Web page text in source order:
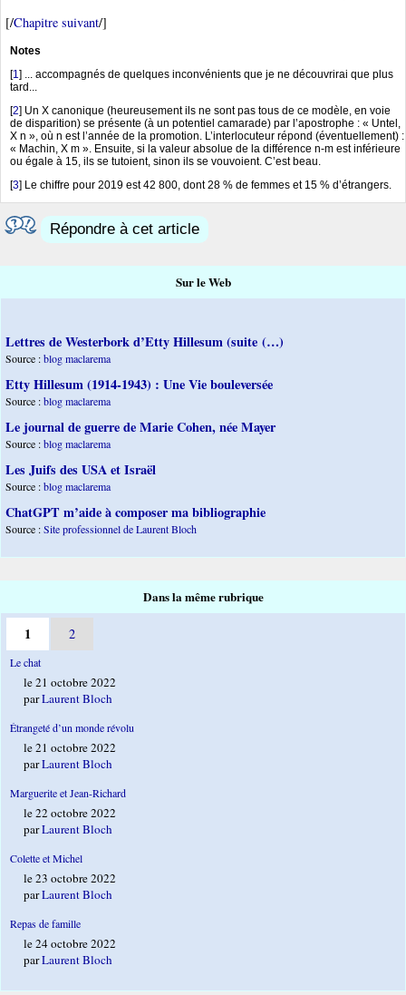
[/Chapitre suivant/]
Notes
[1] ... accompagnés de quelques inconvénients que je ne découvrirai que plus
tard...
[2] Un X canonique (heureusement ils ne sont pas tous de ce modèle, en voie
de disparition) se présente (à un potentiel camarade) par l’apostrophe : « Untel,
X n », où n est l’année de la promotion. L’interlocuteur répond (éventuellement) :
« Machin, X m ». Ensuite, si la valeur absolue de la différence n-m est inférieure
ou égale à 15, ils se tutoient, sinon ils se vouvoient. C’est beau.
[3] Le chiffre pour 2019 est 42 800, dont 28 % de femmes et 15 % d’étrangers.
Répondre à cet article
Sur le Web
Lettres de Westerbork d’Etty Hillesum (suite (…)
Source :blog maclarema
Etty Hillesum (1914-1943) : Une Vie bouleversée
Source :blog maclarema
Le journal de guerre de Marie Cohen, née Mayer
Source :blog maclarema
Les Juifs des USA et Israël
Source :blog maclarema
ChatGPT m’aide à composer ma bibliographie
Source :Site professionnel de Laurent Bloch
Dans la même rubrique
1 2
Le chat
le 21 octobre 2022
parLaurent Bloch
Étrangeté d’un monde révolu
le 21 octobre 2022
parLaurent Bloch
Marguerite et Jean-Richard
le 22 octobre 2022
parLaurent Bloch
Colette et Michel
le 23 octobre 2022
parLaurent Bloch
Repas de famille
le 24 octobre 2022
parLaurent Bloch